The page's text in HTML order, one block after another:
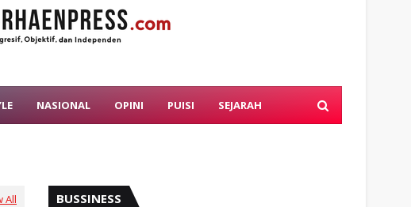
NASIONAL OPINI PUISI SEJARAH
All BUSSINESS